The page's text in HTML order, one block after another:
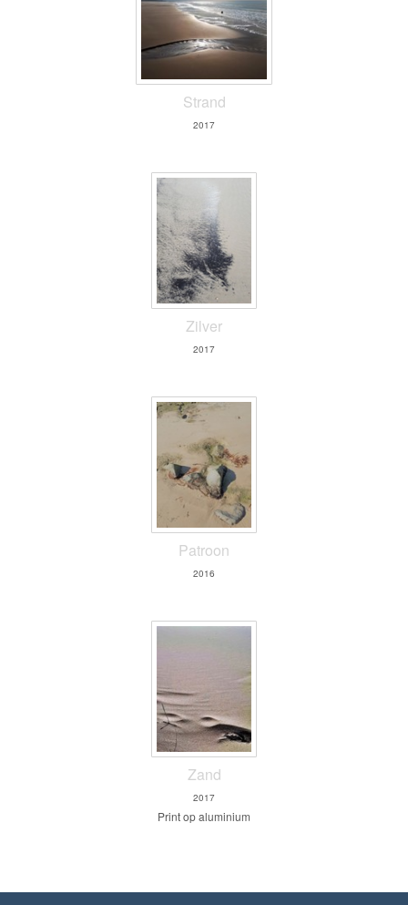
Strand
2017
Zilver
2017
Patroon
2016
Zand
2017
Print op aluminium